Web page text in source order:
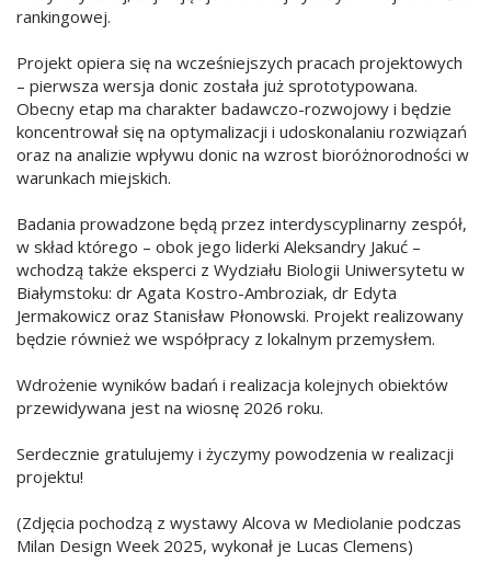
rankingowej.
Projekt opiera się na wcześniejszych pracach projektowych
– pierwsza wersja donic została już sprototypowana.
Obecny etap ma charakter badawczo-rozwojowy i będzie
koncentrował się na optymalizacji i udoskonalaniu rozwiązań
oraz na analizie wpływu donic na wzrost bioróżnorodności w
warunkach miejskich.
Badania prowadzone będą przez interdyscyplinarny zespół,
w skład którego – obok jego liderki Aleksandry Jakuć –
wchodzą także eksperci z Wydziału Biologii Uniwersytetu w
Białymstoku: dr Agata Kostro-Ambroziak, dr Edyta
Jermakowicz oraz Stanisław Płonowski. Projekt realizowany
będzie również we współpracy z lokalnym przemysłem.
Wdrożenie wyników badań i realizacja kolejnych obiektów
przewidywana jest na wiosnę 2026 roku.
Serdecznie gratulujemy i życzymy powodzenia w realizacji
projektu!
(Zdjęcia pochodzą z wystawy Alcova w Mediolanie podczas
Milan Design Week 2025, wykonał je Lucas Clemens)